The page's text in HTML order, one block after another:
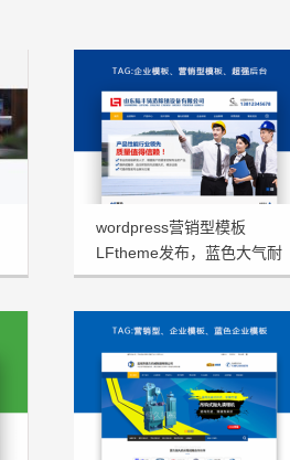
wordpress营销型模板
LFtheme发布，蓝色大气耐
看型首选